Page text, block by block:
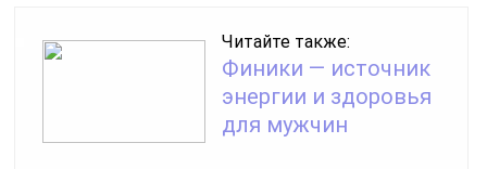
Читайте также:
Финики — источник
энергии и здоровья
для мужчин